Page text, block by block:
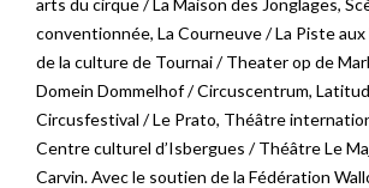
arts du cirque / La Maison des Jonglages,
conventionnée, La Courneuve / La Piste aux
de la culture de Tournai / Theater op de
Domein Dommelhof / Circuscentrum,
Circusfestival / Le Prato, Théâtre
Centre culturel d’Isbergues / Théâtre Le
Carvin. Avec le soutien de la Fédération